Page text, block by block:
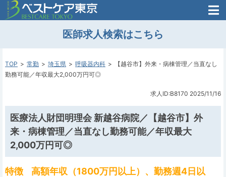
医師がはじめた
医師のための
転職支援
転職支援のお問い合わせ
医師求人検索はこちら
TOP 常勤 埼玉県 呼吸器内科
【越谷市】外来・病棟管理／当直なし
勤務可能／年収最大2,000万円可◎
求人ID:B8170 2025/11/16
医療法人財団明理会 新越谷病院／【越谷市】外
来・病棟管理／当直なし勤務可能／年収最大
2,000万円可◎
特徴 高額年収（1800万円以上）、勤務週4日以